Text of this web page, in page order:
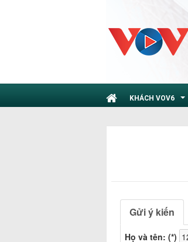
KHÁCH VOV6